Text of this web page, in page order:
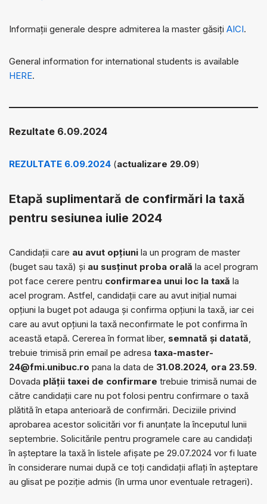
Informații generale despre admiterea la master găsiți AICI.
General information for international students is available
HERE.
Rezultate 6.09.2024
REZULTATE 6.09.2024 (actualizare 29.09)
Etapă suplimentară de confirmări la taxă
pentru sesiunea iulie 2024
Candidații care au avut opțiuni la un program de master
(buget sau taxă) și au susținut proba orală la acel program
pot face cerere pentru confirmarea unui loc la taxă la
acel program. Astfel, candidații care au avut inițial numai
opțiuni la buget pot adauga și confirma opțiuni la taxă, iar cei
care au avut opțiuni la taxă neconfirmate le pot confirma în
această etapă. Cererea în format liber, semnată și datată,
trebuie trimisă prin email pe adresa taxa-master-
24@fmi.unibuc.ro pana la data de 31.08.2024, ora 23.59.
Dovada plății taxei de confirmare trebuie trimisă numai de
către candidații care nu pot folosi pentru confirmare o taxă
plătită în etapa anterioară de confirmări. Deciziile privind
aprobarea acestor solicitări vor fi anunțate la începutul lunii
septembrie. Solicitările pentru programele care au candidați
în așteptare la taxă în listele afișate pe 29.07.2024 vor fi luate
în considerare numai după ce toți candidații aflați în așteptare
au glisat pe poziție admis (în urma unor eventuale retrageri).